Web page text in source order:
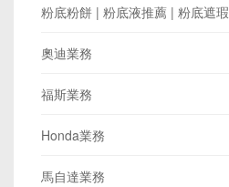
粉底粉餅 | 粉底液推薦 | 粉底遮瑕
奧迪業務
福斯業務
Honda業務
馬自達業務